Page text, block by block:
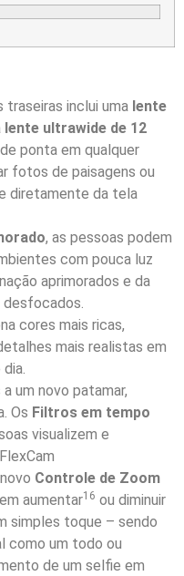
traseiras inclui uma lente
lente ultrawide de 12
ponta em qualquer
fotos de paisagens ou
diretamente da tela
, as pessoas podem
com pouca luz
aprimorados e da
desfocados.
cores mais ricas,
mais realistas em
um novo patamar,
Os Filtros em tempo
visualizem e
Controle de Zoom
aumentar16 ou diminuir
simples toque – sendo
como um todo ou
de um selfie em